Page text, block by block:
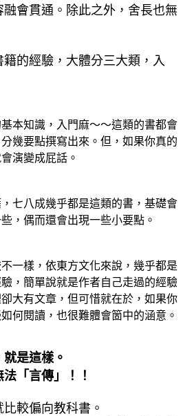
會貫通。除此之外，舍長也無
的經驗，大體分三大類，入
知識，入門麻～～這類的書都會
幾要點撰寫出來。但，如果你真的
演變成屁話。
八成幾乎都是這類的書，基礎會
，偶而還會出現一些小要點。
樣，依東方文化來說，幾乎都是
，簡單說就是作者自己走過的經驗
大有文章，但可惜就在於，如果你
何閱讀，也很難體會箇中的涵意。
是這樣。
「言傳」！！
較偏向教科書。